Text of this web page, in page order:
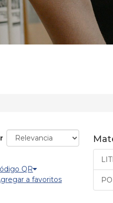
QR
a favoritos